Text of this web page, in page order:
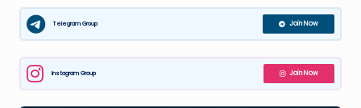
L
a
t
e
World
Telegram Group Join Now
Instagram Group Join Now